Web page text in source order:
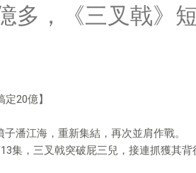
多，《三叉戟》
20億】
潘江海，重新集結，再次並肩作戰。
集，三叉戟突破屁三兒，接連抓獲其背